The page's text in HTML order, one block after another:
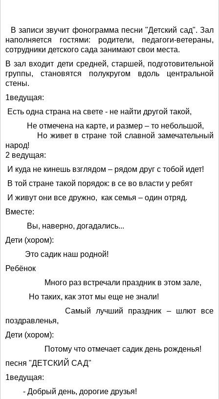
В записи звучит фонограмма песни "Детский сад". Зал
наполняется гостями: родители, педагоги-ветераны,
сотрудники детского сада занимают свои места.
В зал входит дети средней, старшей, подготовительной
группы, становятся полукругом вдоль центральной
стены.
1ведущая:
Есть одна страна на свете - не найти другой такой,
Не отмечена на карте, и размер – то небольшой,
Но живет в стране той славной замечательный
народ!
2 ведущая:
И куда не кинешь взглядом – рядом друг с тобой идет!
В той стране такой порядок: в се во власти у ребят
И живут они все дружно, как семья – один отряд.
Вместе:
Вы, наверно, догадались...
Дети (хором):
Это садик наш родной!
Ребёнок
Много раз встречали праздник в этом зале,
Но таких, как этот мы еще не знали!
Самый лучший праздник – шлют все
поздравленья,
Дети (хором):
Потому что отмечает садик день рожденья!
песня "ДЕТСКИЙ САД"
1ведущая:
- Добрый день, дорогие друзья!